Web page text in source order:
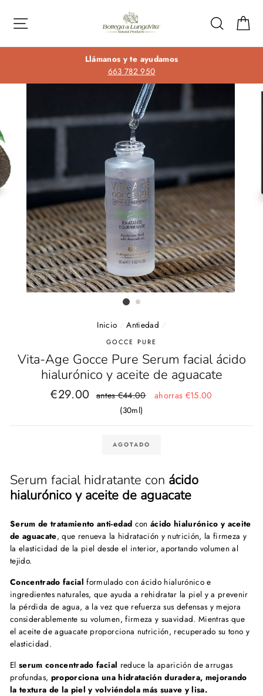
directamente
Buscar
Llámanos y te ayudamos
663 782 950
Inicio / Antiedad /
GOCCE PURE
Vita-Age Gocce Pure Serum facial ácido
hialurónico y aceite de aguacate
€29.00
Precio
antes €44.00
Precio
ahorras €15.00
(30ml)
AGOTADO
Serum facial hidratante con ácido
hialurónico y aceite de aguacate
Serum de tratamiento anti-edad con ácido hialurónico y aceite
de aguacate, que renueva la hidratación y nutrición, la firmeza y
la elasticidad de la piel desde el interior, aportando volumen al
tejido.
Concentrado facial formulado con ácido hialurónico e
ingredientes naturales, que ayuda a rehidratar la piel y a prevenir
la pérdida de agua, a la vez que refuerza sus defensas y mejora
considerablemente su volumen, firmeza y suavidad. Mientras que
el aceite de aguacate proporciona nutrición, recuperado su tono y
elasticidad.
Elserum concentrado facial reduce la aparición de arrugas
profundas, proporciona una hidratación duradera, mejorando
la textura de la piel y volviéndola más suave y lisa.